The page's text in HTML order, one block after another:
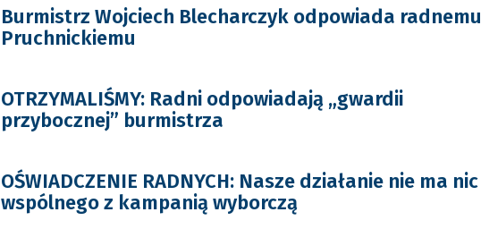
Burmistrz Wojciech Blecharczyk odpowiada radnemu
Pruchnickiemu
OTRZYMALIŚMY: Radni odpowiadają „gwardii
przybocznej” burmistrza
OŚWIADCZENIE RADNYCH: Nasze działanie nie ma nic
wspólnego z kampanią wyborczą